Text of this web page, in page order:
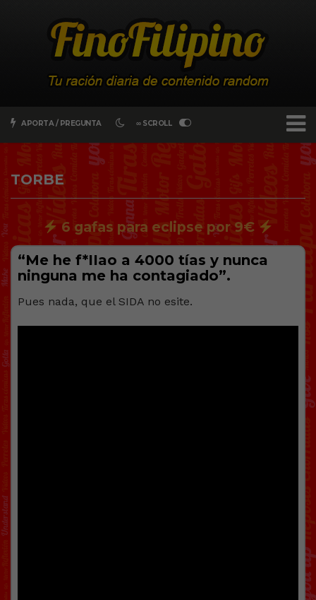
APORTA / PREGUNTA ∞ SCROLL
TORBE
6 gafas para eclipse por 9€
“Me he f*IIao a 4000 tías y nunca
ninguna me ha contagiado”.
Pues nada, que el SIDA no esite.